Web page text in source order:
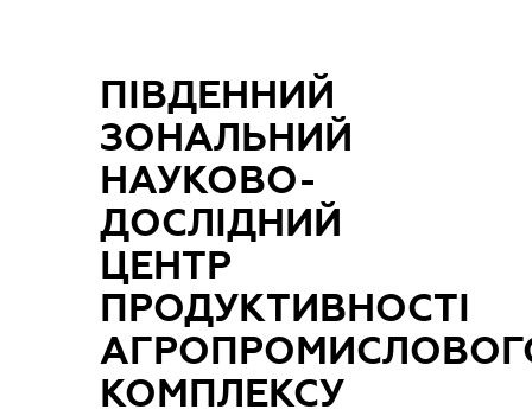
ПІВДЕННИЙ
ЗОНАЛЬНИЙ
НАУКОВО-
ДОСЛІДНИЙ
ЦЕНТР
ПРОДУКТИВНОСТІ
КОМПЛЕКСУ